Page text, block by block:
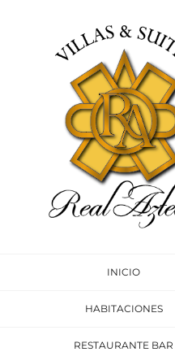
INICIO
HABITACIONES
RESTAURANTE BAR